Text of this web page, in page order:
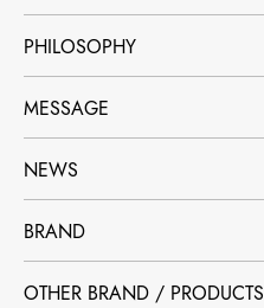
PHILOSOPHY
MESSAGE
NEWS
BRAND
OTHER BRAND / PRODUCTS